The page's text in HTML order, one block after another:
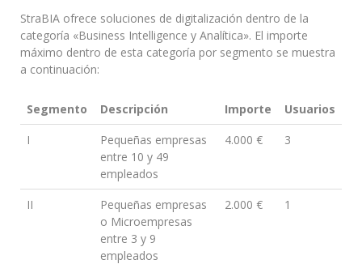
StraBIA ofrece soluciones de digitalización dentro de la
categoría «Business Intelligence y Analítica». El importe
máximo dentro de esta categoría por segmento se muestra
a continuación:
Segmento Descripción Importe
Usuarios
I
Pequeñas empresas
entre 10 y 49
empleados
4.000 € 3
II
Pequeñas empresas
o Microempresas
entre 3 y 9
empleados
2.000 € 1